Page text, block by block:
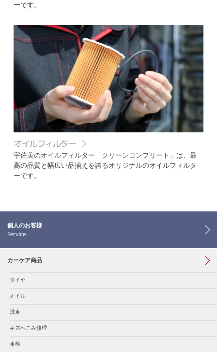
ーです。
オイルフィルター
宇佐美のオイルフィルター「クリーンコンプリート」は、最
高の品質と幅広い品揃えを誇るオリジナルのオイルフィルタ
ーです。
個人のお客様
Service
カーケア商品
タイヤ
オイル
洗車
キズへこみ修理
車検